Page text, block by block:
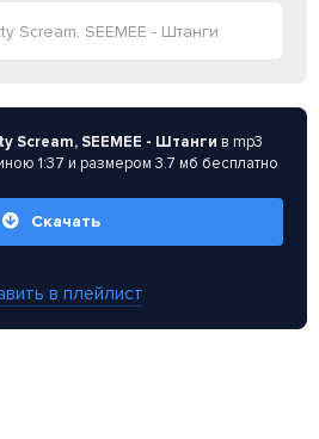
Scream, SEEMEE - Штанги
Scream, SEEMEE - Штанги в mp3
1:37 и размером 3.7 мб бесплатно
Скачать
в плейлист